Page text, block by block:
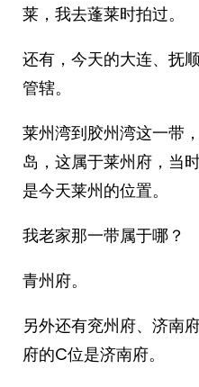
莱，我去蓬莱时拍过。
还有，今天的大连、抚
管辖。
莱州湾到胶州湾这一带
岛，这属于莱州府，当
是今天莱州的位置。
我老家那一带属于哪？
青州府。
另外还有兖州府、济南
府的C位是济南府。